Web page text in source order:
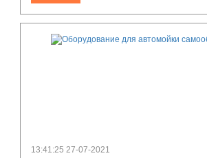
13:41:25 27-07-2021